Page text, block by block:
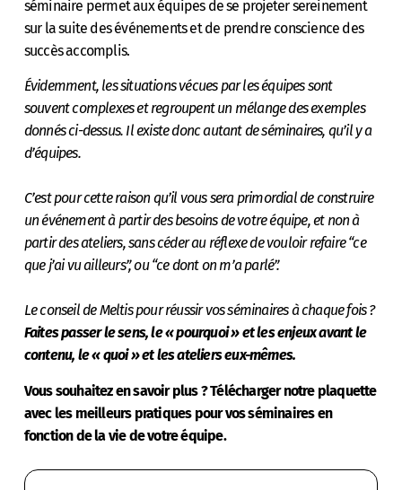
séminaire permet aux équipes de se projeter sereinement
sur la suite des événements et de prendre conscience des
succès accomplis.
Évidemment, les situations vécues par les équipes sont
souvent complexes et regroupent un mélange des exemples
donnés ci-dessus. Il existe donc autant de séminaires, qu’il y a
d’équipes.
C’est pour cette raison qu’il vous sera primordial de construire
un événement à partir des besoins de votre équipe, et non à
partir des ateliers, sans céder au réflexe de vouloir refaire “ce
que j’ai vu ailleurs”, ou “ce dont on m’a parlé”.
Le conseil de Meltis pour réussir vos séminaires à chaque fois ?
Faites passer le sens, le « pourquoi » et les enjeux avant le
contenu, le « quoi » et les ateliers eux-mêmes.
Vous souhaitez en savoir plus ? Télécharger notre plaquette
avec les meilleurs pratiques pour vos séminaires en
fonction de la vie de votre équipe.